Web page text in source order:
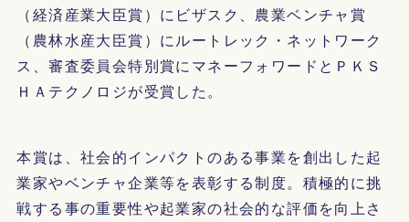
（経済産業大臣賞）にビザスク、農業ベンチャ賞
（農林水産大臣賞）にルートレック・ネットワーク
ス、審査委員会特別賞にマネーフォワードとＰＫＳ
ＨＡテクノロジが受賞した。
本賞は、社会的インパクトのある事業を創出した起
業家やベンチャ企業等を表彰する制度。積極的に挑
戦する事の重要性や起業家の社会的な評価を向上さ